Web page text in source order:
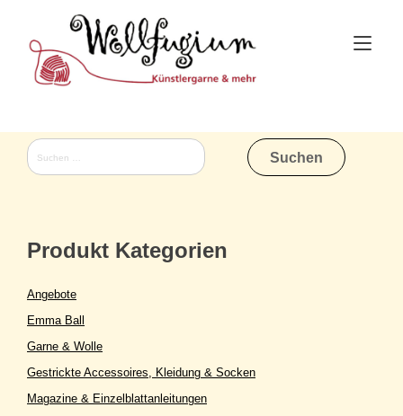
content
Suchen
nach:
Produkt Kategorien
Angebote
Emma Ball
Garne & Wolle
Gestrickte Accessoires, Kleidung & Socken
Magazine & Einzelblattanleitungen